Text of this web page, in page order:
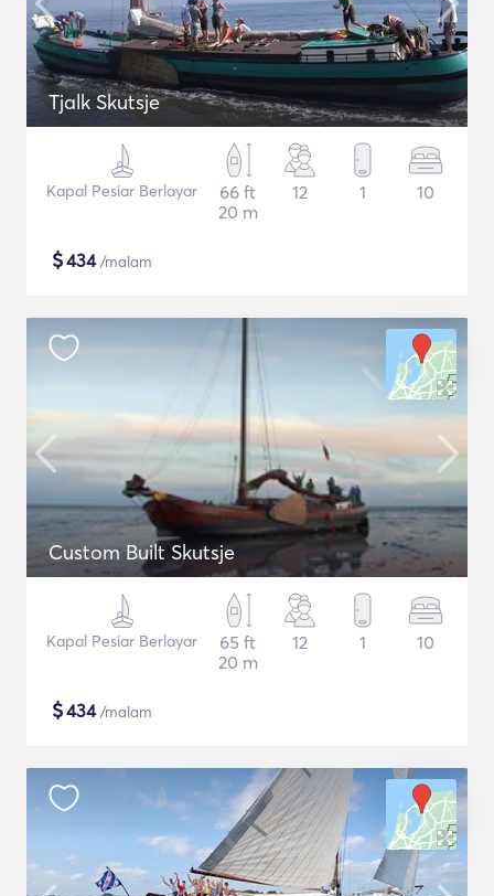
Tjalk Skutsje
Kapal Pesiar Berlayar
66 ft
20 m
12 1 10
$434/malam
Custom Built Skutsje
Kapal Pesiar Berlayar
65 ft
20 m
12 1 10
$434/malam